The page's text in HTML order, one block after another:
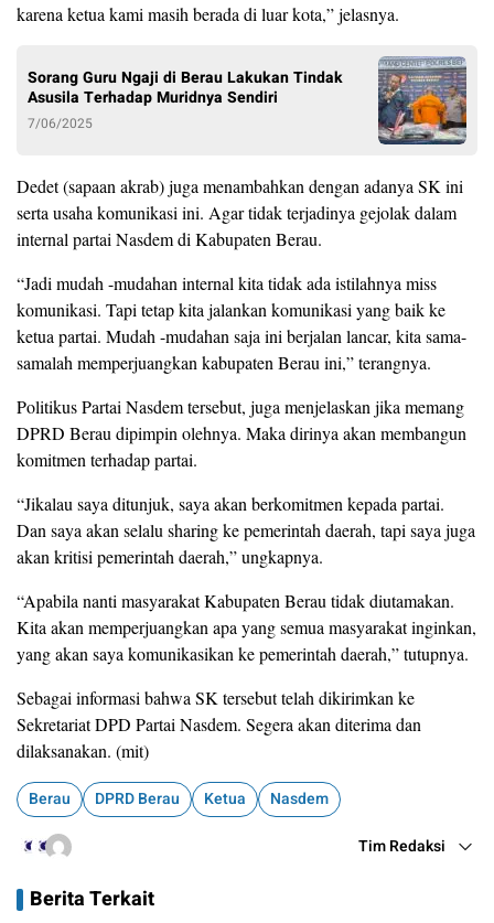
karena ketua kami masih berada di luar kota,” jelasnya.
Sorang Guru Ngaji di Berau Lakukan Tindak
Asusila Terhadap Muridnya Sendiri
7/06/2025
Dedet (sapaan akrab) juga menambahkan dengan adanya SK ini
serta usaha komunikasi ini. Agar tidak terjadinya gejolak dalam
internal partai Nasdem di Kabupaten Berau.
“Jadi mudah -mudahan internal kita tidak ada istilahnya miss
komunikasi. Tapi tetap kita jalankan komunikasi yang baik ke
ketua partai. Mudah -mudahan saja ini berjalan lancar, kita sama-
samalah memperjuangkan kabupaten Berau ini,” terangnya.
Politikus Partai Nasdem tersebut, juga menjelaskan jika memang
DPRD Berau dipimpin olehnya. Maka dirinya akan membangun
komitmen terhadap partai.
“Jikalau saya ditunjuk, saya akan berkomitmen kepada partai.
Dan saya akan selalu sharing ke pemerintah daerah, tapi saya juga
akan kritisi pemerintah daerah,” ungkapnya.
“Apabila nanti masyarakat Kabupaten Berau tidak diutamakan.
Kita akan memperjuangkan apa yang semua masyarakat inginkan,
yang akan saya komunikasikan ke pemerintah daerah,” tutupnya.
Sebagai informasi bahwa SK tersebut telah dikirimkan ke
Sekretariat DPD Partai Nasdem. Segera akan diterima dan
dilaksanakan. (mit)
Berau DPRD Berau Ketua Nasdem
Tim Redaksi
Berita Terkait